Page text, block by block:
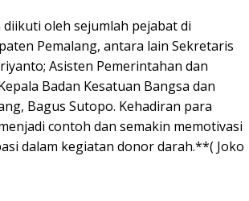
oleh sejumlah pejabat di
Pemalang, antara lain Sekretaris
Asisten Pemerintahan dan
Badan Kesatuan Bangsa dan
Bagus Sutopo. Kehadiran para
contoh dan semakin memotivasi
dalam kegiatan donor darah.**( Joko